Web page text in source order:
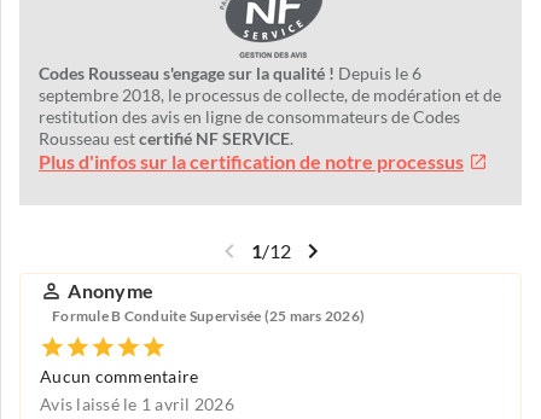
Codes Rousseau s'engage sur la qualité ! Depuis le 6
septembre 2018, le processus de collecte, de modération et de
restitution des avis en ligne de consommateurs de Codes
Rousseau estcertifié NF SERVICE.
Plus d'infos sur la certification de notre processus
1/12
Anonyme
Formule B Conduite Supervisée (25 mars 2026)
Aucun commentaire
Avis laissé le 1 avril 2026